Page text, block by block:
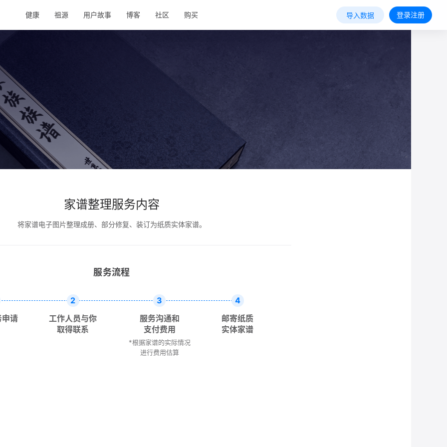
健康 祖源 用户故事 博客 社区 购买 导入数据 登录注册
家谱整理服务内容
将家谱电子图片整理成册、部分修复、装订为纸质实体家谱。
服务流程
申请
2
工作人员与你
取得联系
3
服务沟通和
支付费用
*根据家谱的实际情况
进行费用估算
4
邮寄纸质
实体家谱